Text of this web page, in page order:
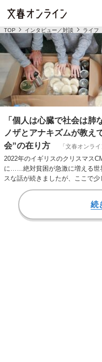
TOP インタビュー／対談 ライフ
「個人は心臓で社会は
ノザとアナキズムが教え
会”の在り方
「文春オンラ
2022年のイギリスのクリスマス
に……絶対貧困が急激に増える世
スな話が続きましたが、ここで
かがいしたいと思…
続